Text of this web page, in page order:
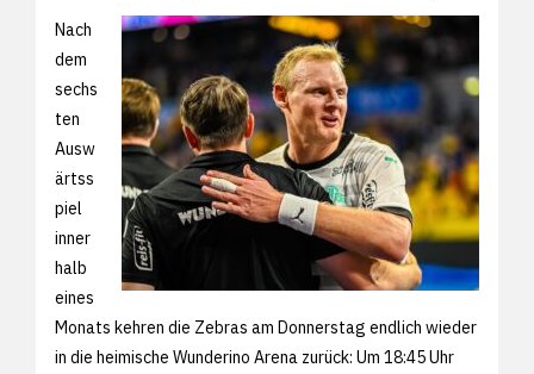
Nach
dem
sechs
ten
Ausw
ärtss
piel
inner
halb
eines
Monats kehren die Zebras am Donnerstag endlich wieder
in die heimische Wunderino Arena zurück: Um 18:45 Uhr